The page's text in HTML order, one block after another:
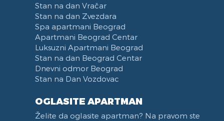
Stan na dan Vračar
Stan na dan Zvezdara
Spa apartmani Beograd
Apartmani Beograd Centar
Luksuzni Apartmani Beograd
Stan na dan Beograd Centar
Dnevni odmor Beograd
Stan na Dan Vozdovac
OGLASITE APARTMAN
Želite da oglasite apartman? Na pravom ste